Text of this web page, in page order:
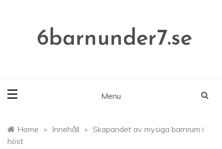
6barnunder7.se
Menu
Home » Innehåll » Skapandet av mysiga barnrum i
höst